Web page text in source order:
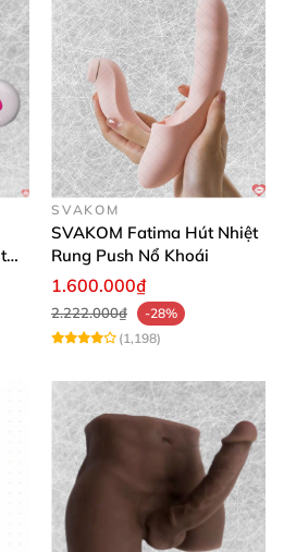
SVAKOM
SVAKOM Fatima Hút Nhiệt
Rung Push Nổ Khoái
1.600.000₫
2.222.000₫
-28%
(1,198)